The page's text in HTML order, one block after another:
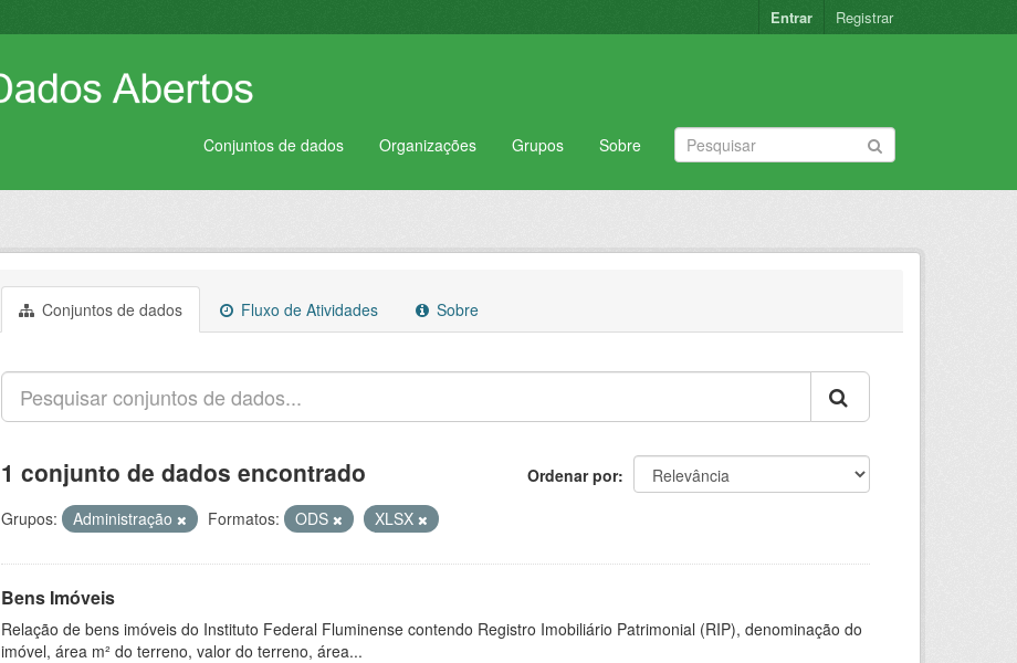
Entrar Registrar
Conjuntos de dados Organizações Grupos Sobre
Conjuntos de dados Fluxo de Atividades Sobre
Ordenar por
1 conjunto de dados encontrado
Grupos: Administração Formatos: ODS XLSX
Bens Imóveis
Relação de bens imóveis do Instituto Federal Fluminense contendo Registro Imobiliário Patrimonial (RIP), denominação do
imóvel, área m² do terreno, valor do terreno, área...